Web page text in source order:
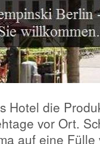
Hotel die
vor Ort.
auf eine Fülle